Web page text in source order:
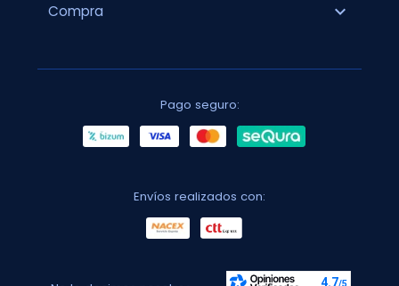
Compra expand_more
Pago seguro:
Envíos realizados con: